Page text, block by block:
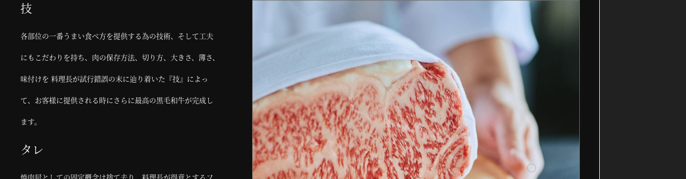
技
各部位の一番うまい食べ方を提供する為の技術、そして工夫
にもこだわりを持ち、肉の保存方法、切り方、大きさ、薄さ、
味付けを 料理長が試行錯誤の末に辿り着いた『技』によっ
て、お客様に提供される時にさらに最高の黒毛和牛が完成し
ます。
タレ
焼肉屋としての固定概念は捨て去り、料理長が得意とするフ